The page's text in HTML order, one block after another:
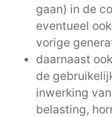
gaan) in de
eventueel
vorige
daarnaast
de
inwerking
belasting,